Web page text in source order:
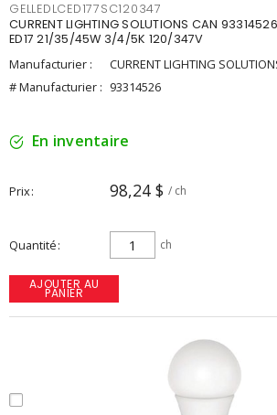
GELLEDLCED177SC120347
CURRENT LIGHTING SOLUTIONS CAN 93314526
ED17 21/35/45W 3/4/5K 120/347V
Manufacturier :
CURRENT LIGHTING
# Manufacturier : 93314526
En inventaire
Prix 98,24 $ / ch
Quantité ch
AJOUTER AU
PANIER